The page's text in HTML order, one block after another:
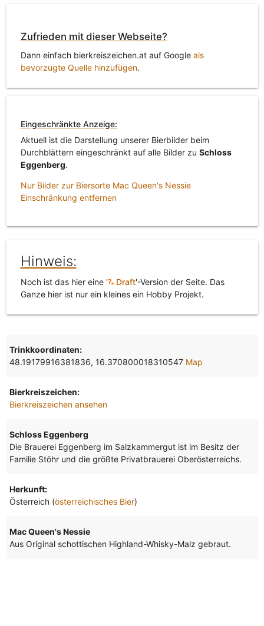
Zufrieden mit dieser Webseite?
Dann einfach bierkreiszeichen.at auf Google als
bevorzugte Quelle hinzufügen.
Eingeschränkte Anzeige:
Aktuell ist die Darstellung unserer Bierbilder beim
Durchblättern eingeschränkt auf alle Bilder zu Schloss
Eggenberg.
Nur Bilder zur Biersorte Mac Queen's Nessie
Einschränkung entfernen
Hinweis:
Noch ist das hier eine ' Draft'-Version der Seite. Das
Ganze hier ist nur ein kleines ein Hobby Projekt.
Trinkkoordinaten:
48.19179916381836, 16.370800018310547 Map
Bierkreiszeichen:
Bierkreiszeichen ansehen
Schloss Eggenberg
Die Brauerei Eggenberg im Salzkammergut ist im Besitz der
Familie Stöhr und die größte Privatbrauerei Oberösterreichs.
Herkunft:
Österreich (österreichisches Bier)
Mac Queen's Nessie
Aus Original schottischen Highland-Whisky-Malz gebraut.